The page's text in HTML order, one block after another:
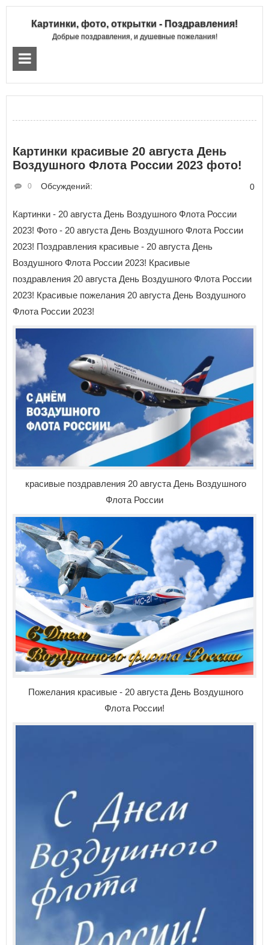
Картинки, фото, открытки - Поздравления!
Добрые поздравления, и душевные пожелания!
Картинки красивые 20 августа День
Воздушного Флота России 2023 фото!
Обсуждений:
0 0
Картинки - 20 августа День Воздушного Флота России
2023! Фото - 20 августа День Воздушного Флота России
2023! Поздравления красивые - 20 августа День
Воздушного Флота России 2023! Красивые
поздравления 20 августа День Воздушного Флота России
2023! Красивые пожелания 20 августа День Воздушного
Флота России 2023!
красивые поздравления 20 августа День Воздушного
Флота России
Пожелания красивые - 20 августа День Воздушного
Флота России!